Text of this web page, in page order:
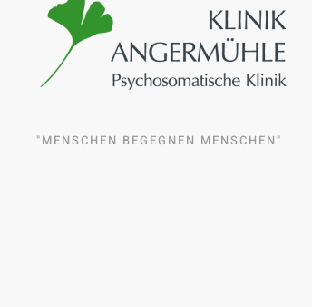
"MENSCHEN BEGEGNEN MENSCHEN"